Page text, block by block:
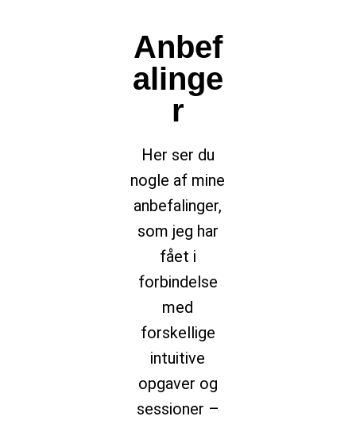
Anbef
alinge
r
Her ser du
nogle af mine
anbefalinger,
som jeg har
fået i
forbindelse
med
forskellige
intuitive
opgaver og
sessioner –